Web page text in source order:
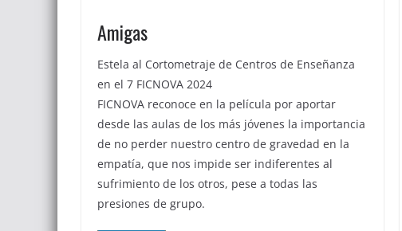
Amigas
Estela al Cortometraje de Centros de Enseñanza
en el 7 FICNOVA 2024
FICNOVA reconoce en la película por aportar
desde las aulas de los más jóvenes la importancia
de no perder nuestro centro de gravedad en la
empatía, que nos impide ser indiferentes al
sufrimiento de los otros, pese a todas las
presiones de grupo.